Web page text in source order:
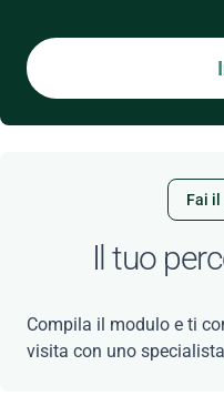
Fai il
Il tuo
Compila il modulo e ti
visita con uno